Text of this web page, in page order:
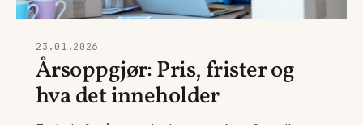
23.01.2026
Årsoppgjør: Pris, frister og
hva det inneholder